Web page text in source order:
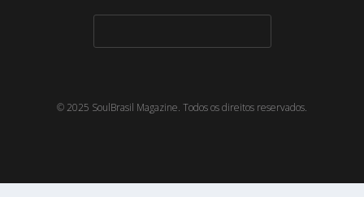
© 2025 SoulBrasil Magazine. Todos os direitos reservados.